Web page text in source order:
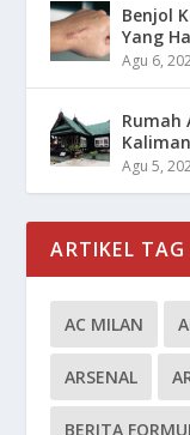
Benjol
Yang
Agu 6,
Rumah
Agu 5,
ARTIKEL TAG
AC MILAN
ARSENAL
BERITA